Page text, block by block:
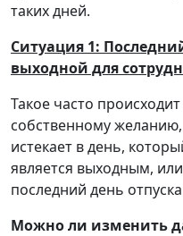
таких дней.
Ситуация 1:
выходной для
Такое часто
собственному
истекает в день,
является выходным,
последний день
Можно ли изменить